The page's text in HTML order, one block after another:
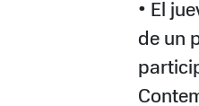
• El
de un